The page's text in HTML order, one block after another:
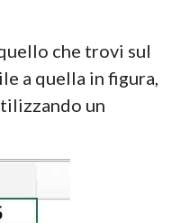
che trovi sul
a quella in figura,
un